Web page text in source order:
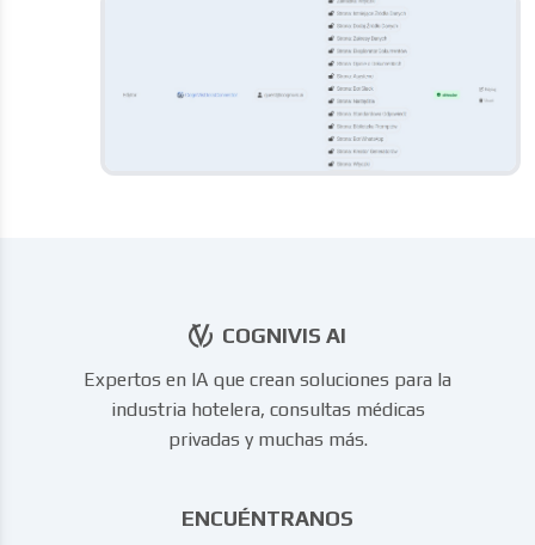
COGNIVIS AI
Expertos en IA que crean soluciones para la
industria hotelera, consultas médicas
privadas y muchas más.
ENCUÉNTRANOS